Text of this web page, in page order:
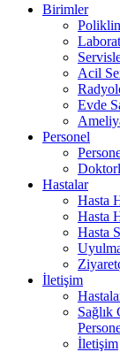
Birimler
Acil
Evde
Personel
Hastalar
Hasta
Hasta
Hasta
İletişim
Sağlık
İletişim